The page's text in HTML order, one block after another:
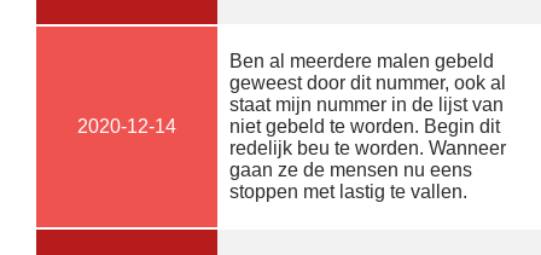
2020-12-14
Ben al meerdere malen gebeld
geweest door dit nummer, ook al
staat mijn nummer in de lijst van
niet gebeld te worden. Begin dit
redelijk beu te worden. Wanneer
gaan ze de mensen nu eens
stoppen met lastig te vallen.